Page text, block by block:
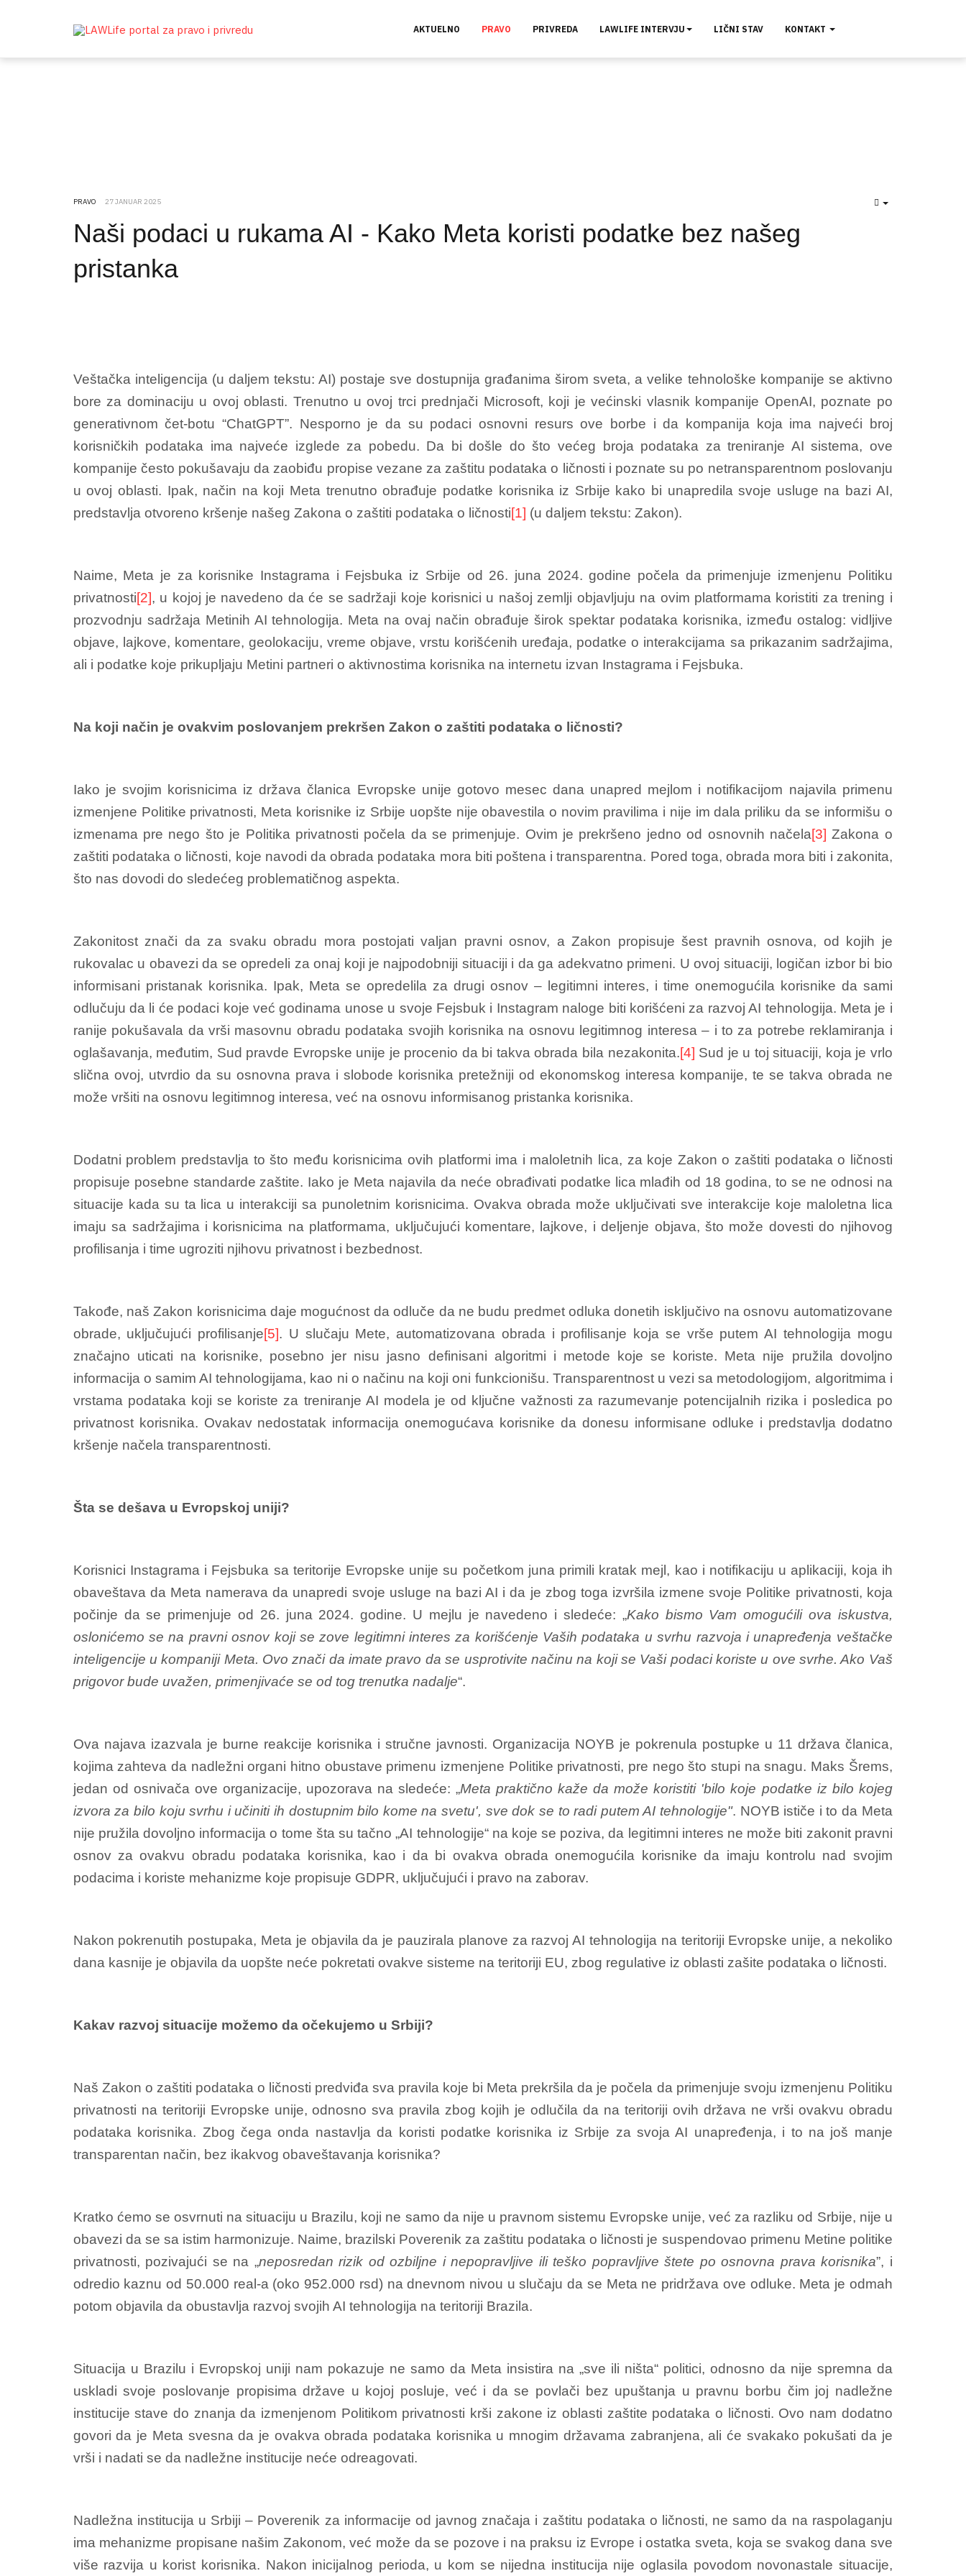
AKTUELNO PRAVO PRIVREDA LAWLIFE INTERVJU LIČNI STAV KONTAKT
PRAVO 27 JANUAR 2025
Naši podaci u rukama AI - Kako Meta koristi podatke bez našeg
pristanka
Veštačka inteligencija (u daljem tekstu: AI) postaje sve dostupnija građanima širom sveta, a velike tehnološke kompanije se aktivno
bore za dominaciju u ovoj oblasti. Trenutno u ovoj trci prednjači Microsoft, koji je većinski vlasnik kompanije OpenAI, poznate po
generativnom čet-botu “ChatGPT”. Nesporno je da su podaci osnovni resurs ove borbe i da kompanija koja ima najveći broj
korisničkih podataka ima najveće izglede za pobedu. Da bi došle do što većeg broja podataka za treniranje AI sistema, ove
kompanije često pokušavaju da zaobiđu propise vezane za zaštitu podataka o ličnosti i poznate su po netransparentnom poslovanju
u ovoj oblasti. Ipak, način na koji Meta trenutno obrađuje podatke korisnika iz Srbije kako bi unapredila svoje usluge na bazi AI,
predstavlja otvoreno kršenje našeg Zakona o zaštiti podataka o ličnosti[1] (u daljem tekstu: Zakon).
Naime, Meta je za korisnike Instagrama i Fejsbuka iz Srbije od 26. juna 2024. godine počela da primenjuje izmenjenu Politiku
privatnosti[2], u kojoj je navedeno da će se sadržaji koje korisnici u našoj zemlji objavljuju na ovim platformama koristiti za trening i
prozvodnju sadržaja Metinih AI tehnologija. Meta na ovaj način obrađuje širok spektar podataka korisnika, između ostalog: vidljive
objave, lajkove, komentare, geolokaciju, vreme objave, vrstu korišćenih uređaja, podatke o interakcijama sa prikazanim sadržajima,
ali i podatke koje prikupljaju Metini partneri o aktivnostima korisnika na internetu izvan Instagrama i Fejsbuka.
Na koji način je ovakvim poslovanjem prekršen Zakon o zaštiti podataka o ličnosti?
Iako je svojim korisnicima iz država članica Evropske unije gotovo mesec dana unapred mejlom i notifikacijom najavila primenu
izmenjene Politike privatnosti, Meta korisnike iz Srbije uopšte nije obavestila o novim pravilima i nije im dala priliku da se informišu o
izmenama pre nego što je Politika privatnosti počela da se primenjuje. Ovim je prekršeno jedno od osnovnih načela[3] Zakona o
zaštiti podataka o ličnosti, koje navodi da obrada podataka mora biti poštena i transparentna. Pored toga, obrada mora biti i zakonita,
što nas dovodi do sledećeg problematičnog aspekta.
Zakonitost znači da za svaku obradu mora postojati valjan pravni osnov, a Zakon propisuje šest pravnih osnova, od kojih je
rukovalac u obavezi da se opredeli za onaj koji je najpodobniji situaciji i da ga adekvatno primeni. U ovoj situaciji, logičan izbor bi bio
informisani pristanak korisnika. Ipak, Meta se opredelila za drugi osnov – legitimni interes, i time onemogućila korisnike da sami
odlučuju da li će podaci koje već godinama unose u svoje Fejsbuk i Instagram naloge biti korišćeni za razvoj AI tehnologija. Meta je i
ranije pokušavala da vrši masovnu obradu podataka svojih korisnika na osnovu legitimnog interesa – i to za potrebe reklamiranja i
oglašavanja, međutim, Sud pravde Evropske unije je procenio da bi takva obrada bila nezakonita.[4] Sud je u toj situaciji, koja je vrlo
slična ovoj, utvrdio da su osnovna prava i slobode korisnika pretežniji od ekonomskog interesa kompanije, te se takva obrada ne
može vršiti na osnovu legitimnog interesa, već na osnovu informisanog pristanka korisnika.
Dodatni problem predstavlja to što među korisnicima ovih platformi ima i maloletnih lica, za koje Zakon o zaštiti podataka o ličnosti
propisuje posebne standarde zaštite. Iako je Meta najavila da neće obrađivati podatke lica mlađih od 18 godina, to se ne odnosi na
situacije kada su ta lica u interakciji sa punoletnim korisnicima. Ovakva obrada može uključivati sve interakcije koje maloletna lica
imaju sa sadržajima i korisnicima na platformama, uključujući komentare, lajkove, i deljenje objava, što može dovesti do njihovog
profilisanja i time ugroziti njihovu privatnost i bezbednost.
Takođe, naš Zakon korisnicima daje mogućnost da odluče da ne budu predmet odluka donetih isključivo na osnovu automatizovane
obrade, uključujući profilisanje[5]. U slučaju Mete, automatizovana obrada i profilisanje koja se vrše putem AI tehnologija mogu
značajno uticati na korisnike, posebno jer nisu jasno definisani algoritmi i metode koje se koriste. Meta nije pružila dovoljno
informacija o samim AI tehnologijama, kao ni o načinu na koji oni funkcionišu. Transparentnost u vezi sa metodologijom, algoritmima i
vrstama podataka koji se koriste za treniranje AI modela je od ključne važnosti za razumevanje potencijalnih rizika i posledica po
privatnost korisnika. Ovakav nedostatak informacija onemogućava korisnike da donesu informisane odluke i predstavlja dodatno
kršenje načela transparentnosti.
Šta se dešava u Evropskoj uniji?
Korisnici Instagrama i Fejsbuka sa teritorije Evropske unije su početkom juna primili kratak mejl, kao i notifikaciju u aplikaciji, koja ih
obaveštava da Meta namerava da unapredi svoje usluge na bazi AI i da je zbog toga izvršila izmene svoje Politike privatnosti, koja
počinje da se primenjuje od 26. juna 2024. godine. U mejlu je navedeno i sledeće: „Kako bismo Vam omogućili ova iskustva,
oslonićemo se na pravni osnov koji se zove legitimni interes za korišćenje Vaših podataka u svrhu razvoja i unapređenja veštačke
inteligencije u kompaniji Meta. Ovo znači da imate pravo da se usprotivite načinu na koji se Vaši podaci koriste u ove svrhe. Ako Vaš
prigovor bude uvažen, primenjivaće se od tog trenutka nadalje“.
Ova najava izazvala je burne reakcije korisnika i stručne javnosti. Organizacija NOYB je pokrenula postupke u 11 država članica,
kojima zahteva da nadležni organi hitno obustave primenu izmenjene Politike privatnosti, pre nego što stupi na snagu. Maks Šrems,
jedan od osnivača ove organizacije, upozorava na sledeće: „Meta praktično kaže da može koristiti 'bilo koje podatke iz bilo kojeg
izvora za bilo koju svrhu i učiniti ih dostupnim bilo kome na svetu', sve dok se to radi putem AI tehnologije". NOYB ističe i to da Meta
nije pružila dovoljno informacija o tome šta su tačno „AI tehnologije“ na koje se poziva, da legitimni interes ne može biti zakonit pravni
osnov za ovakvu obradu podataka korisnika, kao i da bi ovakva obrada onemogućila korisnike da imaju kontrolu nad svojim
podacima i koriste mehanizme koje propisuje GDPR, uključujući i pravo na zaborav.
Nakon pokrenutih postupaka, Meta je objavila da je pauzirala planove za razvoj AI tehnologija na teritoriji Evropske unije, a nekoliko
dana kasnije je objavila da uopšte neće pokretati ovakve sisteme na teritoriji EU, zbog regulative iz oblasti zašite podataka o ličnosti.
Kakav razvoj situacije možemo da očekujemo u Srbiji?
Naš Zakon o zaštiti podataka o ličnosti predviđa sva pravila koje bi Meta prekršila da je počela da primenjuje svoju izmenjenu Politiku
privatnosti na teritoriji Evropske unije, odnosno sva pravila zbog kojih je odlučila da na teritoriji ovih država ne vrši ovakvu obradu
podataka korisnika. Zbog čega onda nastavlja da koristi podatke korisnika iz Srbije za svoja AI unapređenja, i to na još manje
transparentan način, bez ikakvog obaveštavanja korisnika?
Kratko ćemo se osvrnuti na situaciju u Brazilu, koji ne samo da nije u pravnom sistemu Evropske unije, već za razliku od Srbije, nije u
obavezi da se sa istim harmonizuje. Naime, brazilski Poverenik za zaštitu podataka o ličnosti je suspendovao primenu Metine politike
privatnosti, pozivajući se na „neposredan rizik od ozbiljne i nepopravljive ili teško popravljive štete po osnovna prava korisnika”, i
odredio kaznu od 50.000 real-a (oko 952.000 rsd) na dnevnom nivou u slučaju da se Meta ne pridržava ove odluke. Meta je odmah
potom objavila da obustavlja razvoj svojih AI tehnologija na teritoriji Brazila.
Situacija u Brazilu i Evropskoj uniji nam pokazuje ne samo da Meta insistira na „sve ili ništa“ politici, odnosno da nije spremna da
uskladi svoje poslovanje propisima države u kojoj posluje, već i da se povlači bez upuštanja u pravnu borbu čim joj nadležne
institucije stave do znanja da izmenjenom Politikom privatnosti krši zakone iz oblasti zaštite podataka o ličnosti. Ovo nam dodatno
govori da je Meta svesna da je ovakva obrada podataka korisnika u mnogim državama zabranjena, ali će svakako pokušati da je
vrši i nadati se da nadležne institucije neće odreagovati.
Nadležna institucija u Srbiji – Poverenik za informacije od javnog značaja i zaštitu podataka o ličnosti, ne samo da na raspolaganju
ima mehanizme propisane našim Zakonom, već može da se pozove i na praksu iz Evrope i ostatka sveta, koja se svakog dana sve
više razvija u korist korisnika. Nakon inicijalnog perioda, u kom se nijedna institucija nije oglasila povodom novonastale situacije,